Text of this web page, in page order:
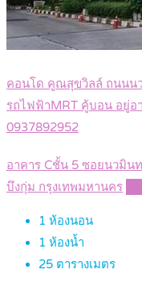
คอนโด คูณสุขวิลล์ ถนนน
รถไฟฟ้าMRT คู้บอน อยู่อ
0937892952
อาคาร Cชั้น 5 ซอยนวมิน
บึงกุ่ม กรุงเทพมหานคร
1 ห้องนอน
1 ห้องน้ำ
25 ตารางเมตร